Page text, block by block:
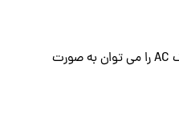
از نظر ماهیت بار الکتریکی لود بانک AC را می توان به صورت